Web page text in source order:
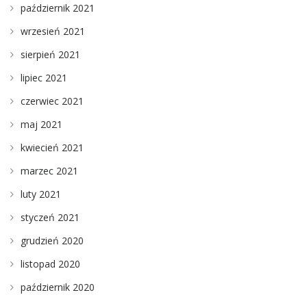
październik 2021
wrzesień 2021
sierpień 2021
lipiec 2021
czerwiec 2021
maj 2021
kwiecień 2021
marzec 2021
luty 2021
styczeń 2021
grudzień 2020
listopad 2020
październik 2020